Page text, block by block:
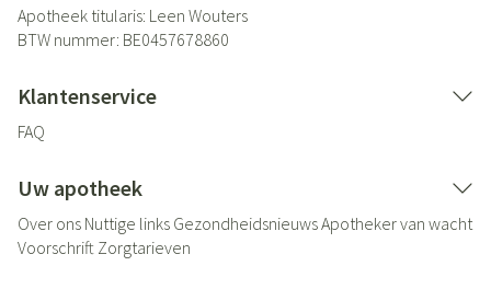
Apotheek titularis: Leen Wouters
BTW nummer: BE0457678860
Klantenservice
FAQ
Uw apotheek
Over ons Nuttige links GezondheidsnieuwsApotheker van wacht
Voorschrift Zorgtarieven